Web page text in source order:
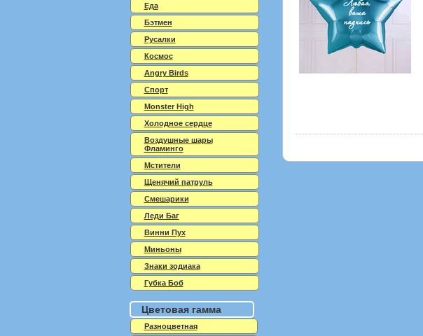
Еда
Бэтмен
Русалки
Космос
Angry Birds
Спорт
Monster High
Холодное сердце
Воздушные шары
Фламинго
Мстители
Щенячий патруль
Смешарики
Леди Баг
Винни Пух
Миньоны
Знаки зодиака
Губка Боб
Цветовая гамма
Разноцветная